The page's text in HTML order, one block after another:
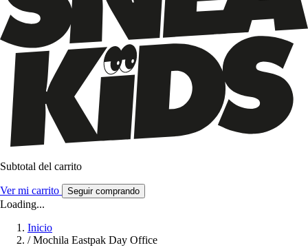
Subtotal del carrito
Ver mi carrito Seguir comprando
Loading...
Inicio
/ Mochila Eastpak Day Office